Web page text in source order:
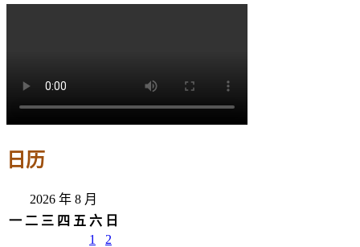
日历
2026 年 8 月
一 二 三 四 五 六 日
1
2